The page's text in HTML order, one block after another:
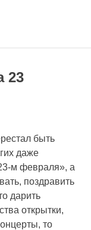
23
быть
даже
м февраля», а
поздравить
дарить
открытки,
то